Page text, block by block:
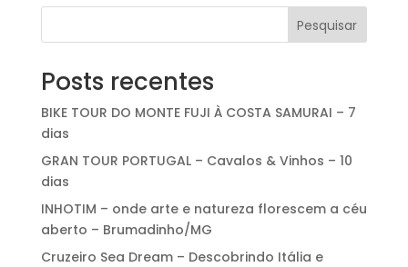
Pesquisar
Posts recentes
BIKE TOUR DO MONTE FUJI À COSTA SAMURAI – 7
dias
GRAN TOUR PORTUGAL – Cavalos & Vinhos – 10
dias
INHOTIM – onde arte e natureza florescem a céu
aberto – Brumadinho/MG
Cruzeiro Sea Dream – Descobrindo Itália e